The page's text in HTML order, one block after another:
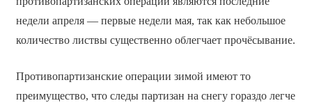
недели апреля — первые недели мая, так как небольшое
количество листвы существенно облегчает прочёсывание.
Противопартизанские операции зимой имеют то
преимущество, что следы партизан на снегу гораздо легче